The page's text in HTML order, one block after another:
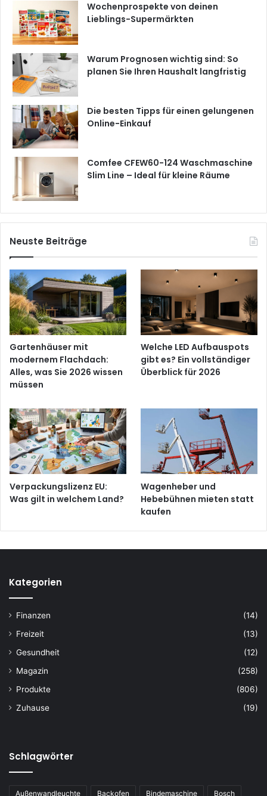
Wochenprospekte von deinen
Lieblings-Supermärkten
Warum Prognosen wichtig sind: So
planen Sie Ihren Haushalt langfristig
Die besten Tipps für einen gelungenen
Online-Einkauf
Comfee CFEW60-124 Waschmaschine
Slim Line – Ideal für kleine Räume
Neuste Beiträge
Gartenhäuser mit
modernem Flachdach:
Alles, was Sie 2026 wissen
müssen
Welche LED Aufbauspots
gibt es? Ein vollständiger
Überblick für 2026
Verpackungslizenz EU:
Was gilt in welchem Land?
Wagenheber und
Hebebühnen mieten statt
kaufen
Kategorien
Finanzen
(14)
Freizeit
(13)
Gesundheit
(12)
Magazin
(258)
Produkte
(806)
Zuhause
(19)
Schlagwörter
Außenwandleuchte Backofen Bindemaschine Bosch